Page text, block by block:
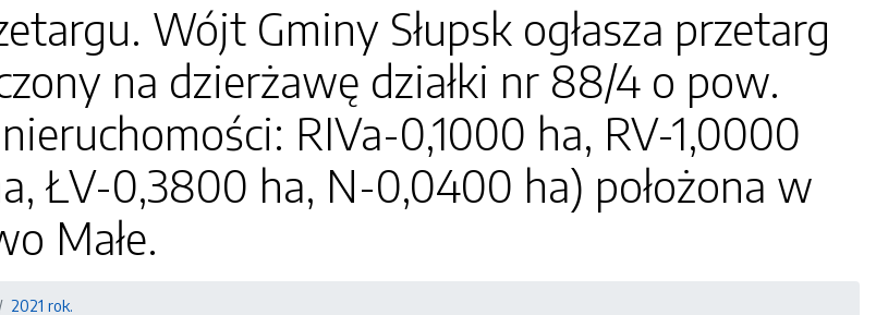
Wójt Gminy Słupsk ogłasza przetarg
na dzierżawę działki nr 88/4 o pow.
nieruchomości: RIVa-0,1000 ha, RV-1,0000
ŁV-0,3800 ha, N-0,0400 ha) położona w
Małe.
2021 rok.